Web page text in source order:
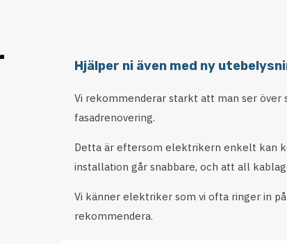
Hjälper ni även med ny
Vi rekommenderar starkt att man ser över
fasadrenovering.
Detta är eftersom elektrikern enkelt kan
installation går snabbare, och att all
Vi känner elektriker som vi ofta ringer in
rekommendera.